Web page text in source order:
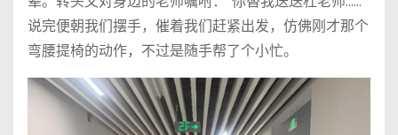
说完便朝我们摆手，催着我们赶紧出发，仿佛刚才那个
弯腰提椅的动作，不过是随手帮了个小忙。